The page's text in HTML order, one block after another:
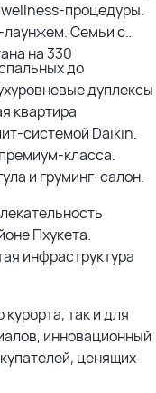
процедуры.
лаунжем. Семьи с
на 330
до
дуплексы
квартира
системой Daikin.
класса.
и груминг-салон.
Пхукета.
инфраструктура
так и для
инновационный
ценящих